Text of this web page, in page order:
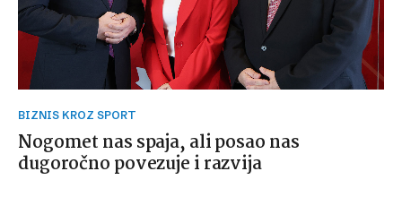
BIZNIS KROZ SPORT
Nogomet nas spaja, ali posao nas
dugoročno povezuje i razvija